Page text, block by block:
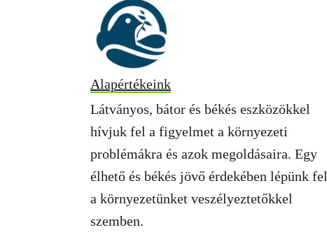
Alapértékeink
Látványos, bátor és békés eszközökkel
hívjuk fel a figyelmet a környezeti
problémákra és azok megoldásaira. Egy
élhető és békés jövő érdekében lépünk fel
a környezetünket veszélyeztetőkkel
szemben.